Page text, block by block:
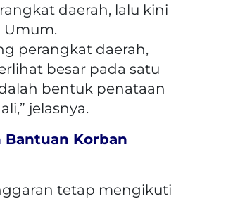
daerah, lalu kini
Umum.
perangkat daerah,
besar pada satu
bentuk penataan
jelasnya.
Bantuan Korban
tetap mengikuti